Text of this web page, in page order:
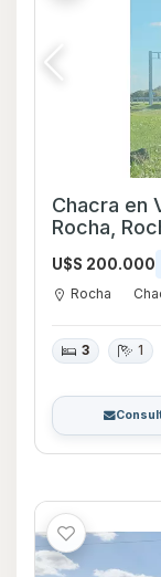
Chacra en
Rocha,
U$S 200.000
Rocha
3 1